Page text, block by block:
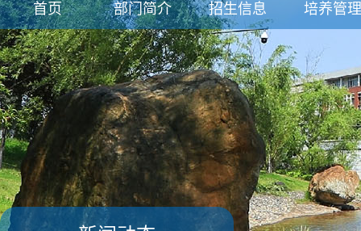
首页 部门简介 招生信息 培养管理
支部建设 规章制度 下载中心 新闻动态